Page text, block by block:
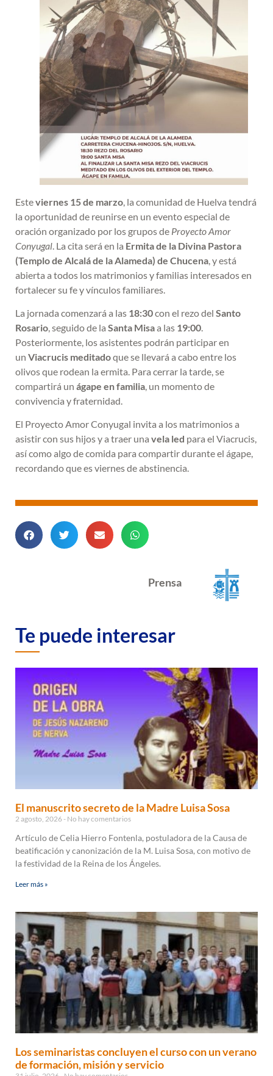
Esteviernes 15 de marzo , la comunidad de Huelva tendrá
la oportunidad de reunirse en un evento especial de
oración organizado por los grupos de Proyecto Amor
Conyugal . La cita será en la Ermita de la Divina Pastora
(Templo de Alcalá de la Alameda) de Chucena , y está
abierta a todos los matrimonios y familias interesados en
fortalecer su fe y vínculos familiares.
La jornada comenzará a las 18:30con el rezo del Santo
Rosario, seguido de la Santa Misaa las 19:00.
Posteriormente, los asistentes podrán participar en
un Viacrucis meditadoque se llevará a cabo entre los
olivos que rodean la ermita. Para cerrar la tarde, se
compartirá un ágape en familia, un momento de
convivencia y fraternidad.
El Proyecto Amor Conyugal invita a los matrimonios a
asistir con sus hijos y a traer una vela led para el Viacrucis,
así como algo de comida para compartir durante el ágape,
recordando que es viernes de abstinencia.
Prensa
Te puede interesar
El manuscrito secreto de la Madre Luisa Sosa
2 agosto, 2026 No hay comentarios
Artículo de Celia Hierro Fontenla, postuladora de la Causa de
beatificación y canonización de la M. Luisa Sosa, con motivo de
la festividad de la Reina de los Ángeles.
Leer más »
Los seminaristas concluyen el curso con un verano
de formación, misión y servicio